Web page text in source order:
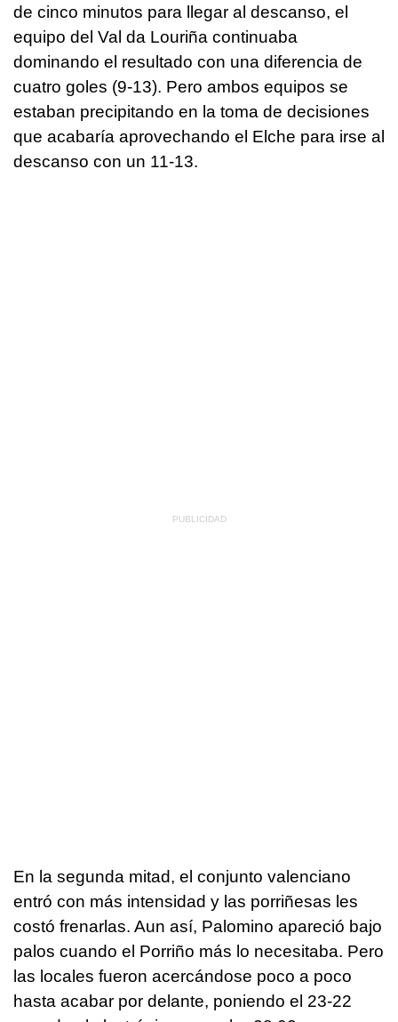
de cinco minutos para llegar al descanso, el
equipo del Val da Louriña continuaba
dominando el resultado con una diferencia de
cuatro goles (9-13). Pero ambos equipos se
estaban precipitando en la toma de decisiones
que acabaría aprovechando el Elche para irse al
descanso con un 11-13.
En la segunda mitad, el conjunto valenciano
entró con más intensidad y las porriñesas les
costó frenarlas. Aun así, Palomino apareció bajo
palos cuando el Porriño más lo necesitaba. Pero
las locales fueron acercándose poco a poco
hasta acabar por delante, poniendo el 23-22